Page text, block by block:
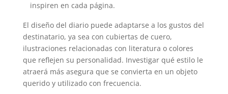
inspiren en cada página.
El diseño del diario puede adaptarse a los gustos del
destinatario, ya sea con cubiertas de cuero,
ilustraciones relacionadas con literatura o colores
que reflejen su personalidad. Investigar qué estilo le
atraerá más asegura que se convierta en un objeto
querido y utilizado con frecuencia.